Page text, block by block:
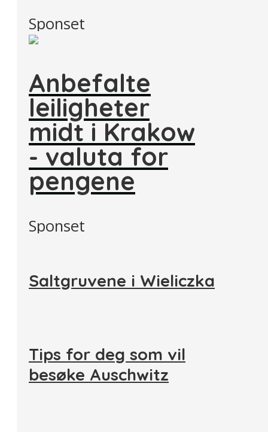
Sponset
Anbefalte
leiligheter
midt i Krakow
- valuta for
pengene
Sponset
Saltgruvene i Wieliczka
Tips for deg som vil
besøke Auschwitz